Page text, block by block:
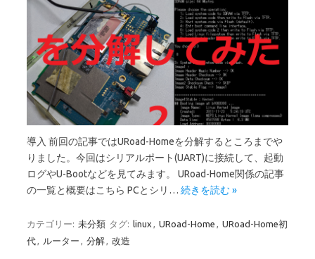
導入 前回の記事ではURoad-Homeを分解するところまでや
りました。今回はシリアルポート(UART)に接続して、起動
ログやU-Bootなどを見てみます。 URoad-Home関係の記事
の一覧と概要はこちら PCとシリ… 続きを読む »
カテゴリー: 未分類 タグ: linux URoad-Home
URoad-Home初
代
ルーター 分解 改造